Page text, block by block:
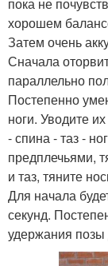
хорошем
Затем очень
Сначала
параллельно
Постепенно
ноги. Уводите
- спина - таз -
предплечьями,
и таз, тяните
Для начала
секунд.
удержания позы